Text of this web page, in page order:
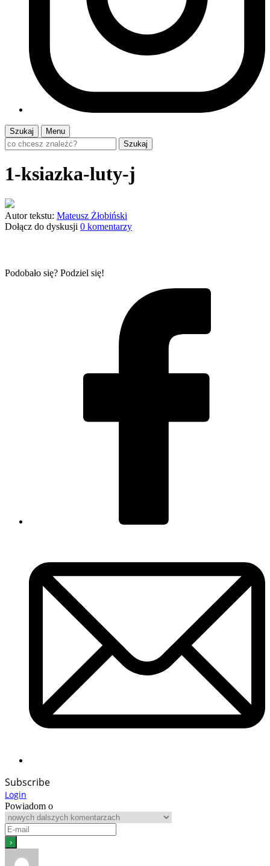
Szukaj
Menu
Szukaj
1-ksiazka-luty-j
Autor tekstu: Mateusz Żłobiński
Dołącz do dyskusji 0 komentarzy
Podobało się? Podziel się!
Subscribe
Login
Powiadom o